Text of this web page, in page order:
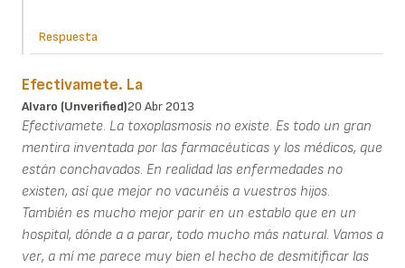
Respuesta
Efectivamete. La
Alvaro (unverified)20 Abr 2013
Efectivamete. La toxoplasmosis no existe. Es todo un gran
mentira inventada por las farmacéuticas y los médicos, que
están conchavados. En realidad las enfermedades no
existen, así que mejor no vacunéis a vuestros hijos.
También es mucho mejor parir en un establo que en un
hospital, dónde a a parar, todo mucho más natural. Vamos a
ver, a mí me parece muy bien el hecho de desmitificar las